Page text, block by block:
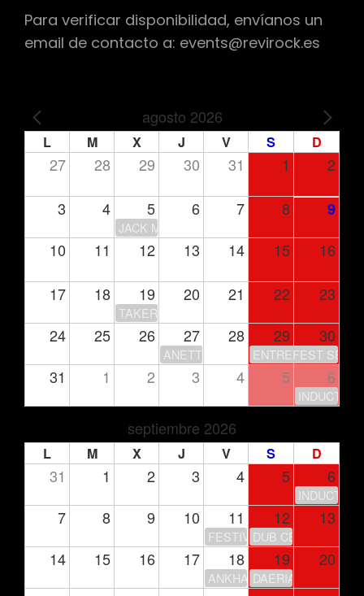
Para verificar disponibilidad, envíanos un
email de contacto a: events@revirock.es
agosto 2026
L M X J V S D
27 28 29 30 31 1 2
3 4 5 6 7 8 9
JACK MOORE
10 11 12 13 14 15 16
17 18 19 20 21 22 23
TAKERU’S CLUB HOUSE
24 25 26 27 28 29 30
ANETTE OLZON ENTREFEST
31 1 2 3 4 5 6
INDUCTION
septiembre 2026
L M X J V S D
31 1 2 3 4 5 6
INDUCTION
7 8 9 10 11 12 13
FESTIVAL DE LA LUNA
DUB CENTER
14 15 16 17 18 19 20
ANKHARA – GIRA 30
DAERIA